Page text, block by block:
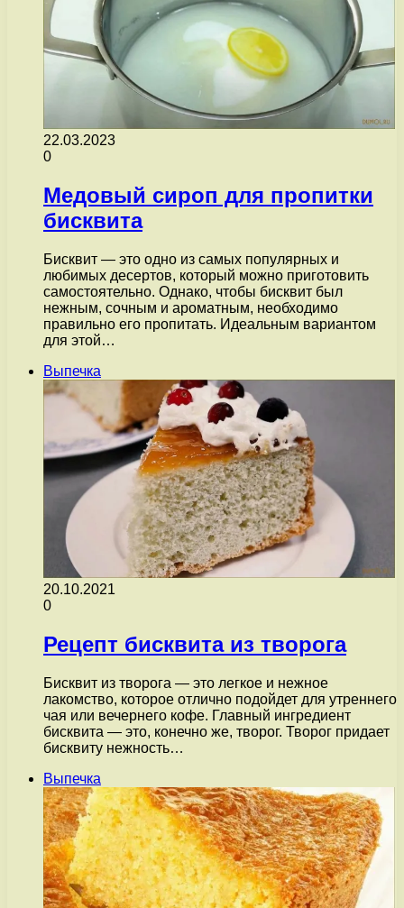
22.03.2023
0
Медовый сироп для пропитки
бисквита
Бисквит — это одно из самых популярных и
любимых десертов, который можно приготовить
самостоятельно. Однако, чтобы бисквит был
нежным, сочным и ароматным, необходимо
правильно его пропитать. Идеальным вариантом
для этой…
Выпечка
20.10.2021
0
Рецепт бисквита из творога
Бисквит из творога — это легкое и нежное
лакомство, которое отлично подойдет для утреннего
чая или вечернего кофе. Главный ингредиент
бисквита — это, конечно же, творог. Творог придает
бисквиту нежность…
Выпечка